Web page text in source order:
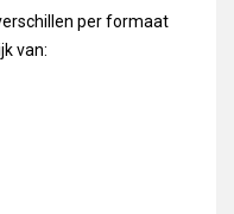
per formaat
van: